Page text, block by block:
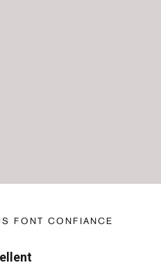
FONT CONFIANCE